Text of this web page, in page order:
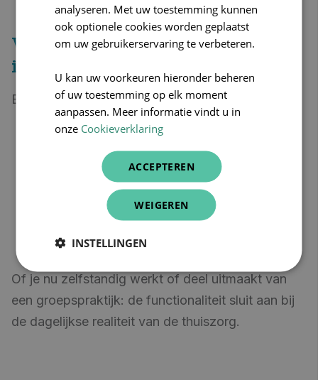
Voor wie is Unified Speech-to-Text
interessant?
Eigenlijk voor iedere thuisverpleegkundige die:
minder tijd wil besteden aan administratie;
sneller wil rapporteren;
onderweg eenvoudiger wil registreren;
meer tijd wil overhouden voor patiënten.
Of je nu zelfstandig werkt of deel uitmaakt van
een groepspraktijk: de functionaliteit sluit aan bij
de dagelijkse realiteit van de thuiszorg.
analyseren. Met uw toestemming kunnen
ook optionele cookies worden geplaatst
om uw gebruikerservaring te verbeteren.
U kan uw voorkeuren hieronder beheren
of uw toestemming op elk moment
aanpassen. Meer informatie vindt u in
onze Cookieverklaring
ACCEPTEREN
WEIGEREN
INSTELLINGEN